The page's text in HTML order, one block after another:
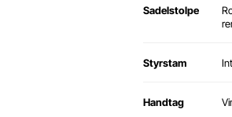
Sadelstolpe
Styrstam
Handtag